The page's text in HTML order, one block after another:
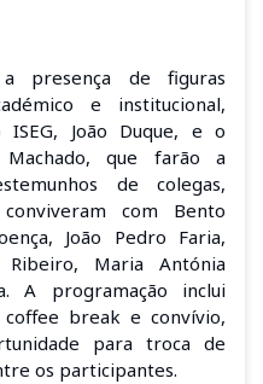
presença de figuras
e institucional,
João Duque, e o
que farão a
de colegas,
com Bento
João Pedro Faria,
Maria Antónia
A programação inclui
break e convívio,
para troca de
os participantes.